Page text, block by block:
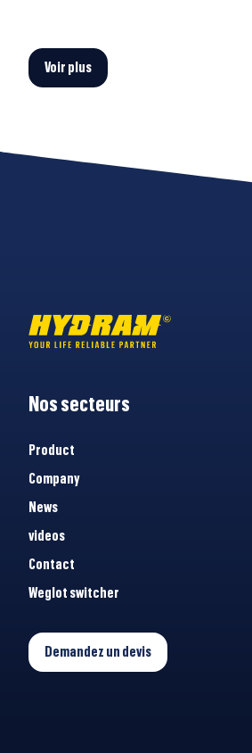
Voir plus
Nos secteurs
Product
Company
News
videos
Contact
Weglot switcher
Demandez un devis